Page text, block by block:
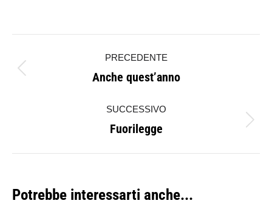
tra
PRECEDENTE
Post
Anche quest’anno
SUCCESSIVO
Prossimo
post:
Fuorilegge
Potrebbe interessarti anche...